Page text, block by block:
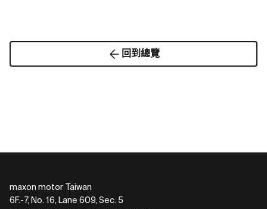
回到總覽
maxon motor Taiwan
6F.-7, No. 16, Lane 609, Sec. 5